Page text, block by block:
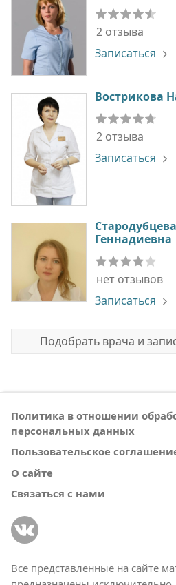
2 отзыва
Записаться
Вострикова
2 отзыва
Записаться
Геннадиевна
нет отзывов
Записаться
Подобрать врача и
Политика в отношении
персональных данных
Пользовательское
О сайте
Связаться с нами
Все представленные на сайте